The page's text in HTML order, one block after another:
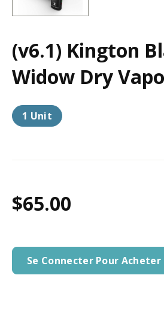
(v6.1) Kington
Widow Dry
1 Unit
$65.00
Se Connecter Pour Acheter